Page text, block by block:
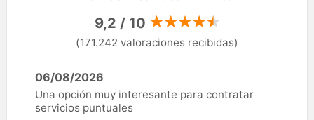
9,2 / 10
(171.242 valoraciones recibidas)
06/08/2026
Una opción muy interesante para contratar
servicios puntuales